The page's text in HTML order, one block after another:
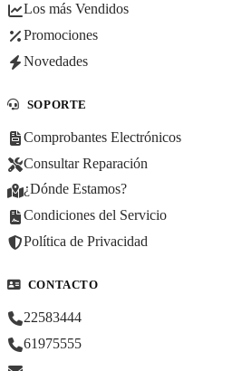
Los más Vendidos
Promociones
Novedades
SOPORTE
Comprobantes Electrónicos
Consultar Reparación
¿Dónde Estamos?
Condiciones del Servicio
Política de Privacidad
CONTACTO
22583444
61975555